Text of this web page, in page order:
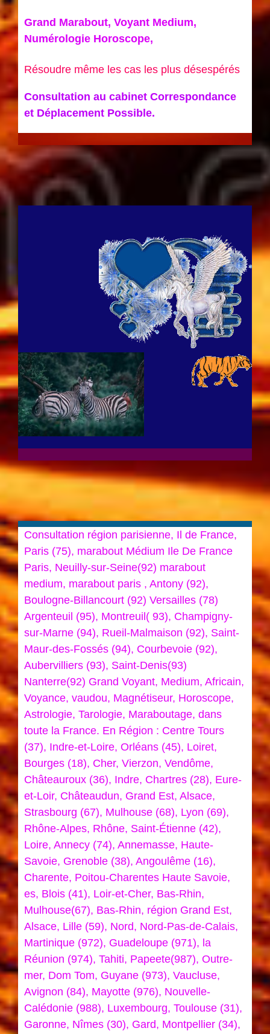
Grand Marabout, Voyant Medium,
Numérologie Horoscope,
Résoudre même les cas les plus désespérés
Consultation au cabinet Correspondance
et Déplacement Possible.
Consultation région parisienne, Il de France,
Paris (75), marabout Médium Ile De France
Paris, Neuilly-sur-Seine(92) marabout
medium, marabout paris , Antony (92),
Boulogne-Billancourt (92) Versailles (78)
Argenteuil (95), Montreuil( 93), Champigny-
sur-Marne (94), Rueil-Malmaison (92), Saint-
Maur-des-Fossés (94), Courbevoie (92),
Aubervilliers (93), Saint-Denis(93)
Nanterre(92) Grand Voyant, Medium, Africain,
Voyance, vaudou, Magnétiseur, Horoscope,
Astrologie, Tarologie, Maraboutage, dans
toute la France. En Région : Centre Tours
(37), Indre-et-Loire, Orléans (45), Loiret,
Bourges (18), Cher, Vierzon, Vendôme,
Châteauroux (36), Indre, Chartres (28), Eure-
et-Loir, Châteaudun, Grand Est, Alsace,
Strasbourg (67), Mulhouse (68), Lyon (69),
Rhône-Alpes, Rhône, Saint-Étienne (42),
Loire, Annecy (74), Annemasse, Haute-
Savoie, Grenoble (38), Angoulême (16),
Charente, Poitou-Charentes Haute Savoie,
es, Blois (41), Loir-et-Cher, Bas-Rhin,
Mulhouse(67), Bas-Rhin, région Grand Est,
Alsace, Lille (59), Nord, Nord-Pas-de-Calais,
Martinique (972), Guadeloupe (971), la
Réunion (974), Tahiti, Papeete(987), Outre-
mer, Dom Tom, Guyane (973), Vaucluse,
Avignon (84), Mayotte (976), Nouvelle-
Calédonie (988), Luxembourg, Toulouse (31),
Garonne, Nîmes (30), Gard, Montpellier (34),